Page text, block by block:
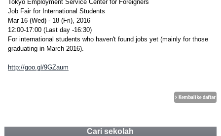
Tokyo Employment Service Center for Foreigners
Job Fair for International Students
Mar 16 (Wed) - 18 (Fri), 2016
12:00-17:00 (Last day -16:30)
For international students who haven't found jobs yet (mainly for those
graduating in March 2016).
http://goo.gl/9GZaum
Cari sekolah